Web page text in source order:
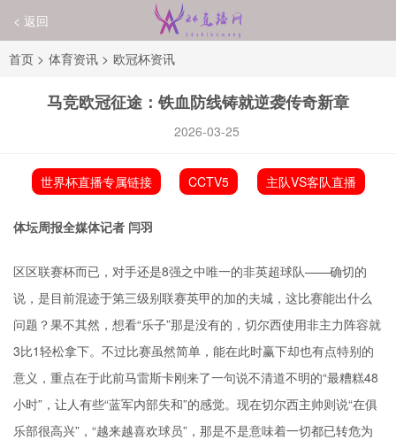
< 返回
首页 > 体育资讯 > 欧冠杯资讯
马竞欧冠征途：铁血防线铸就逆袭传奇新章
2026-03-25
世界杯直播专属链接 CCTV5 主队VS客队直播
体坛周报全媒体记者 闫羽
区区联赛杯而已，对手还是8强之中唯一的非英超球队——确切的
说，是目前混迹于第三级别联赛英甲的加的夫城，这比赛能出什么
问题？果不其然，想看“乐子”那是没有的，切尔西使用非主力阵容就
3比1轻松拿下。不过比赛虽然简单，能在此时赢下却也有点特别的
意义，重点在于此前马雷斯卡刚来了一句说不清道不明的“最糟糕48
小时”，让人有些“蓝军内部失和”的感觉。现在切尔西主帅则说“在俱
乐部很高兴”，“越来越喜欢球员”，那是不是意味着一切都已转危为